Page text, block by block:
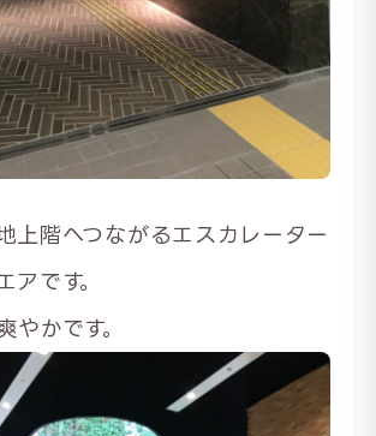
上階へつながるエスカレーター
アです。
やかです。